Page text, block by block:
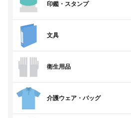
印鑑・スタンプ
文具
衛生用品
介護ウェア・バッグ